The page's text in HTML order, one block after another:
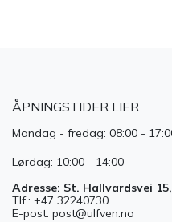
ÅPNINGSTIDER LIER
Mandag - fredag: 08:00 -
Lørdag: 10:00 - 14:00
Adresse: St. Hallvardsvei
Tlf.: +47 32240730
E-post: post@ulfven.no